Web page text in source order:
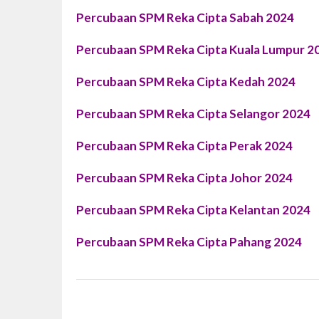
Percubaan SPM Reka Cipta Sabah 2024
Percubaan SPM Reka Cipta Kuala Lumpur
Percubaan SPM Reka Cipta Kedah 2024
Percubaan SPM Reka Cipta Selangor 2024
Percubaan SPM Reka Cipta Perak 2024
Percubaan SPM Reka Cipta Johor 2024
Percubaan SPM Reka Cipta Kelantan 2024
Percubaan SPM Reka Cipta Pahang 2024